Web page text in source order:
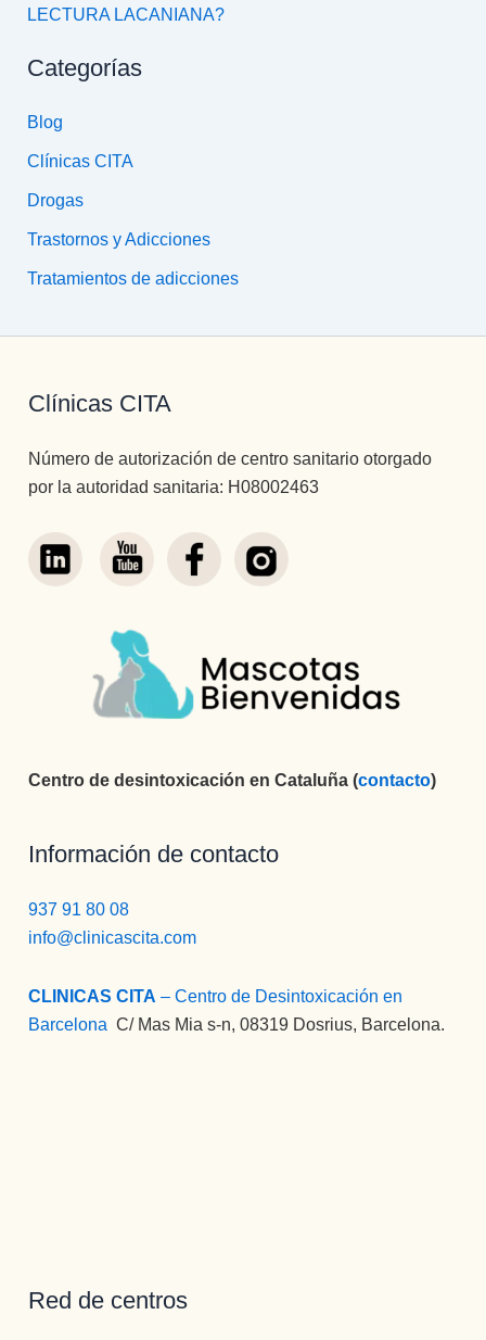
LECTURA LACANIANA?
Categorías
Blog
Clínicas CITA
Drogas
Trastornos y Adicciones
Tratamientos de adicciones
Clínicas CITA
Número de autorización de centro sanitario otorgado
por la autoridad sanitaria: H08002463
Centro de desintoxicación en Cataluña (contacto)
Información de contacto
937 91 80 08
info@clinicascita.com
CLINICAS CITA – Centro de Desintoxicación en
Barcelona :C/ Mas Mia s-n, 08319 Dosrius, Barcelona.
Red de centros